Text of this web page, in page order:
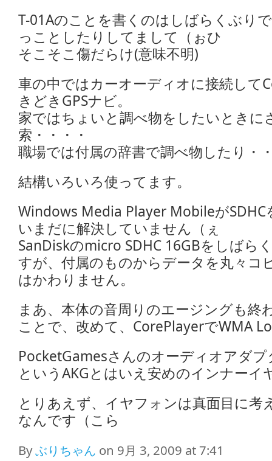
T-01Aのことを書くのはしばらくぶり
っことしたりしてまして（ぉひ
そこそこ傷だらけ(意味不明)
車の中ではカーオーディオに接続して
きどきGPSナビ。
家ではちょいと調べ物をしたいときに
索・・・・
職場では付属の辞書で調べ物したり・
結構いろいろ使ってます。
Windows Media Player Mobileが
いまだに解決していません（ぇ
SanDiskのmicro SDHC 16GBをしばら
すが、付属のものからデータを丸々コ
はかわりません。
まあ、本体の音周りのエージングも終
ことで、改めて、CorePlayerでWMA
PocketGamesさんのオーディオアダプ
というAKGとはいえ安めのインナーイ
とりあえず、イヤフォンは真面目に考
なんです（こら
Byぶりちゃん on 9月 3, 2009 at 7:41